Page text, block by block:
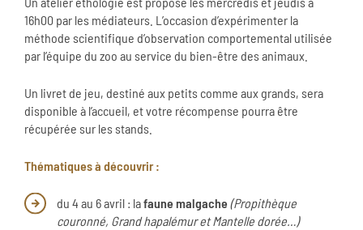
16h00 par les médiateurs. L’occasion d’expérimenter la
méthode scientifique d’observation comportemental utilisée
par l’équipe du zoo au service du bien-être des animaux.
Un livret de jeu, destiné aux petits comme aux grands, sera
disponible à l’accueil, et votre récompense pourra être
récupérée sur les stands.
Thématiques à découvrir :
du 4 au 6 avril : lafaune malgache (Propithèque
couronné, Grand hapalémur et Mantelle dorée…)